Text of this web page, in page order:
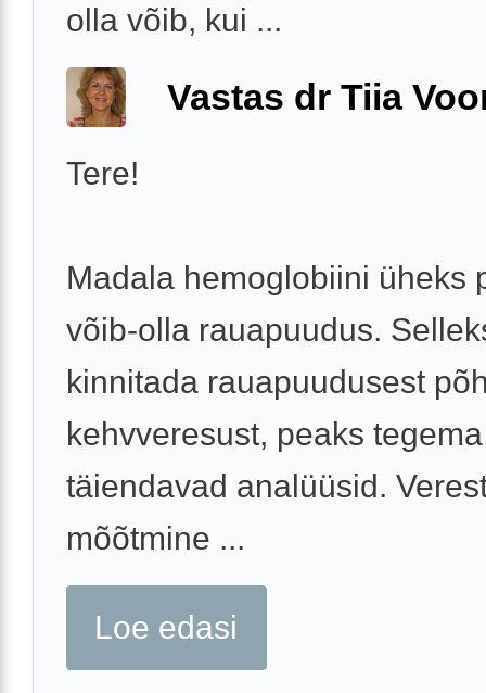
olla võib, kui ...
Vastas dr Tiia
Tere!
Madala hemoglobiini üheks
võib-olla rauapuudus.
kinnitada rauapuudusest
kehvveresust, peaks
täiendavad analüüsid.
mõõtmine ...
Loe edasi